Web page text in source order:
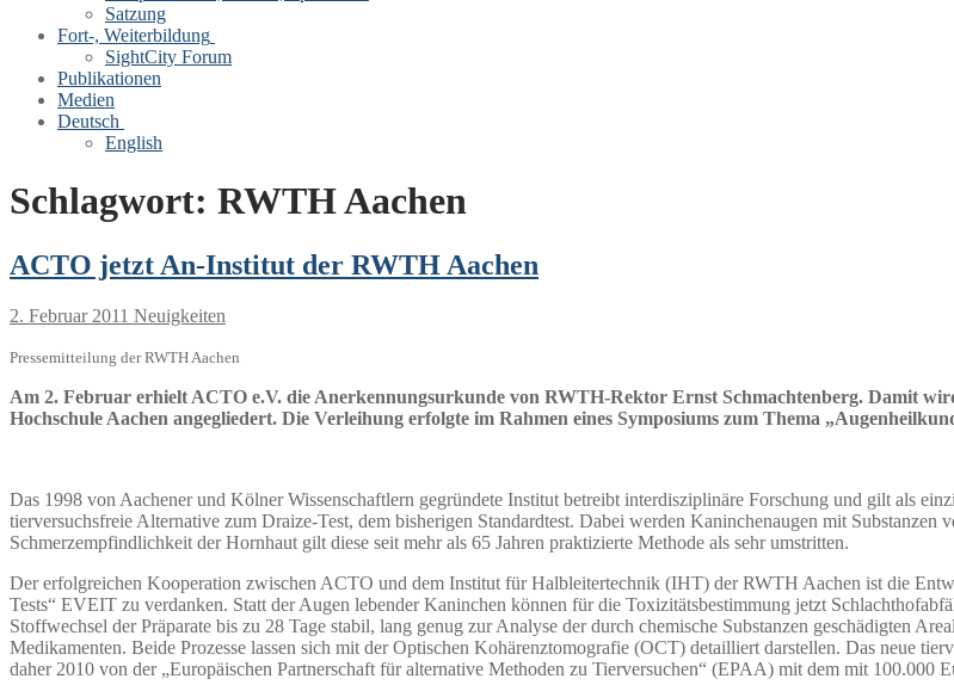
Satzung
Fort-, Weiterbildung
SightCity Forum
Publikationen
Medien
Deutsch
English
Schlagwort: RWTH Aachen
ACTO jetzt An-Institut der RWTH Aachen
2. Februar 2011 Neuigkeiten
Pressemitteilung der RWTH Aachen
Am 2. Februar erhielt ACTO e.V. die Anerkennungsurkunde von RWTH-Rektor Ernst Schmachtenberg. Damit
Hochschule Aachen angegliedert. Die Verleihung erfolgte im Rahmen eines Symposiums zum Thema
Das 1998 von Aachener und Kölner Wissenschaftlern gegründete Institut betreibt interdisziplinäre Forschung und gilt als
tierversuchsfreie Alternative zum Draize-Test, dem bisherigen Standardtest. Dabei werden Kaninchenaugen mit Substanzen
Schmerzempfindlichkeit der Hornhaut gilt diese seit mehr als 65 Jahren praktizierte Methode als sehr umstritten.
Der erfolgreichen Kooperation zwischen ACTO und dem Institut für Halbleitertechnik (IHT) der RWTH Aachen ist die
Tests“ EVEIT zu verdanken. Statt der Augen lebender Kaninchen können für die Toxizitätsbestimmung jetzt
Stoffwechsel der Präparate bis zu 28 Tage stabil, lang genug zur Analyse der durch chemische Substanzen geschädigten
Medikamenten. Beide Prozesse lassen sich mit der Optischen Kohärenztomografie (OCT) detailliert darstellen. Das neue
daher 2010 von der „Europäischen Partnerschaft für alternative Methoden zu Tierversuchen“ (EPAA) mit dem mit 100.000